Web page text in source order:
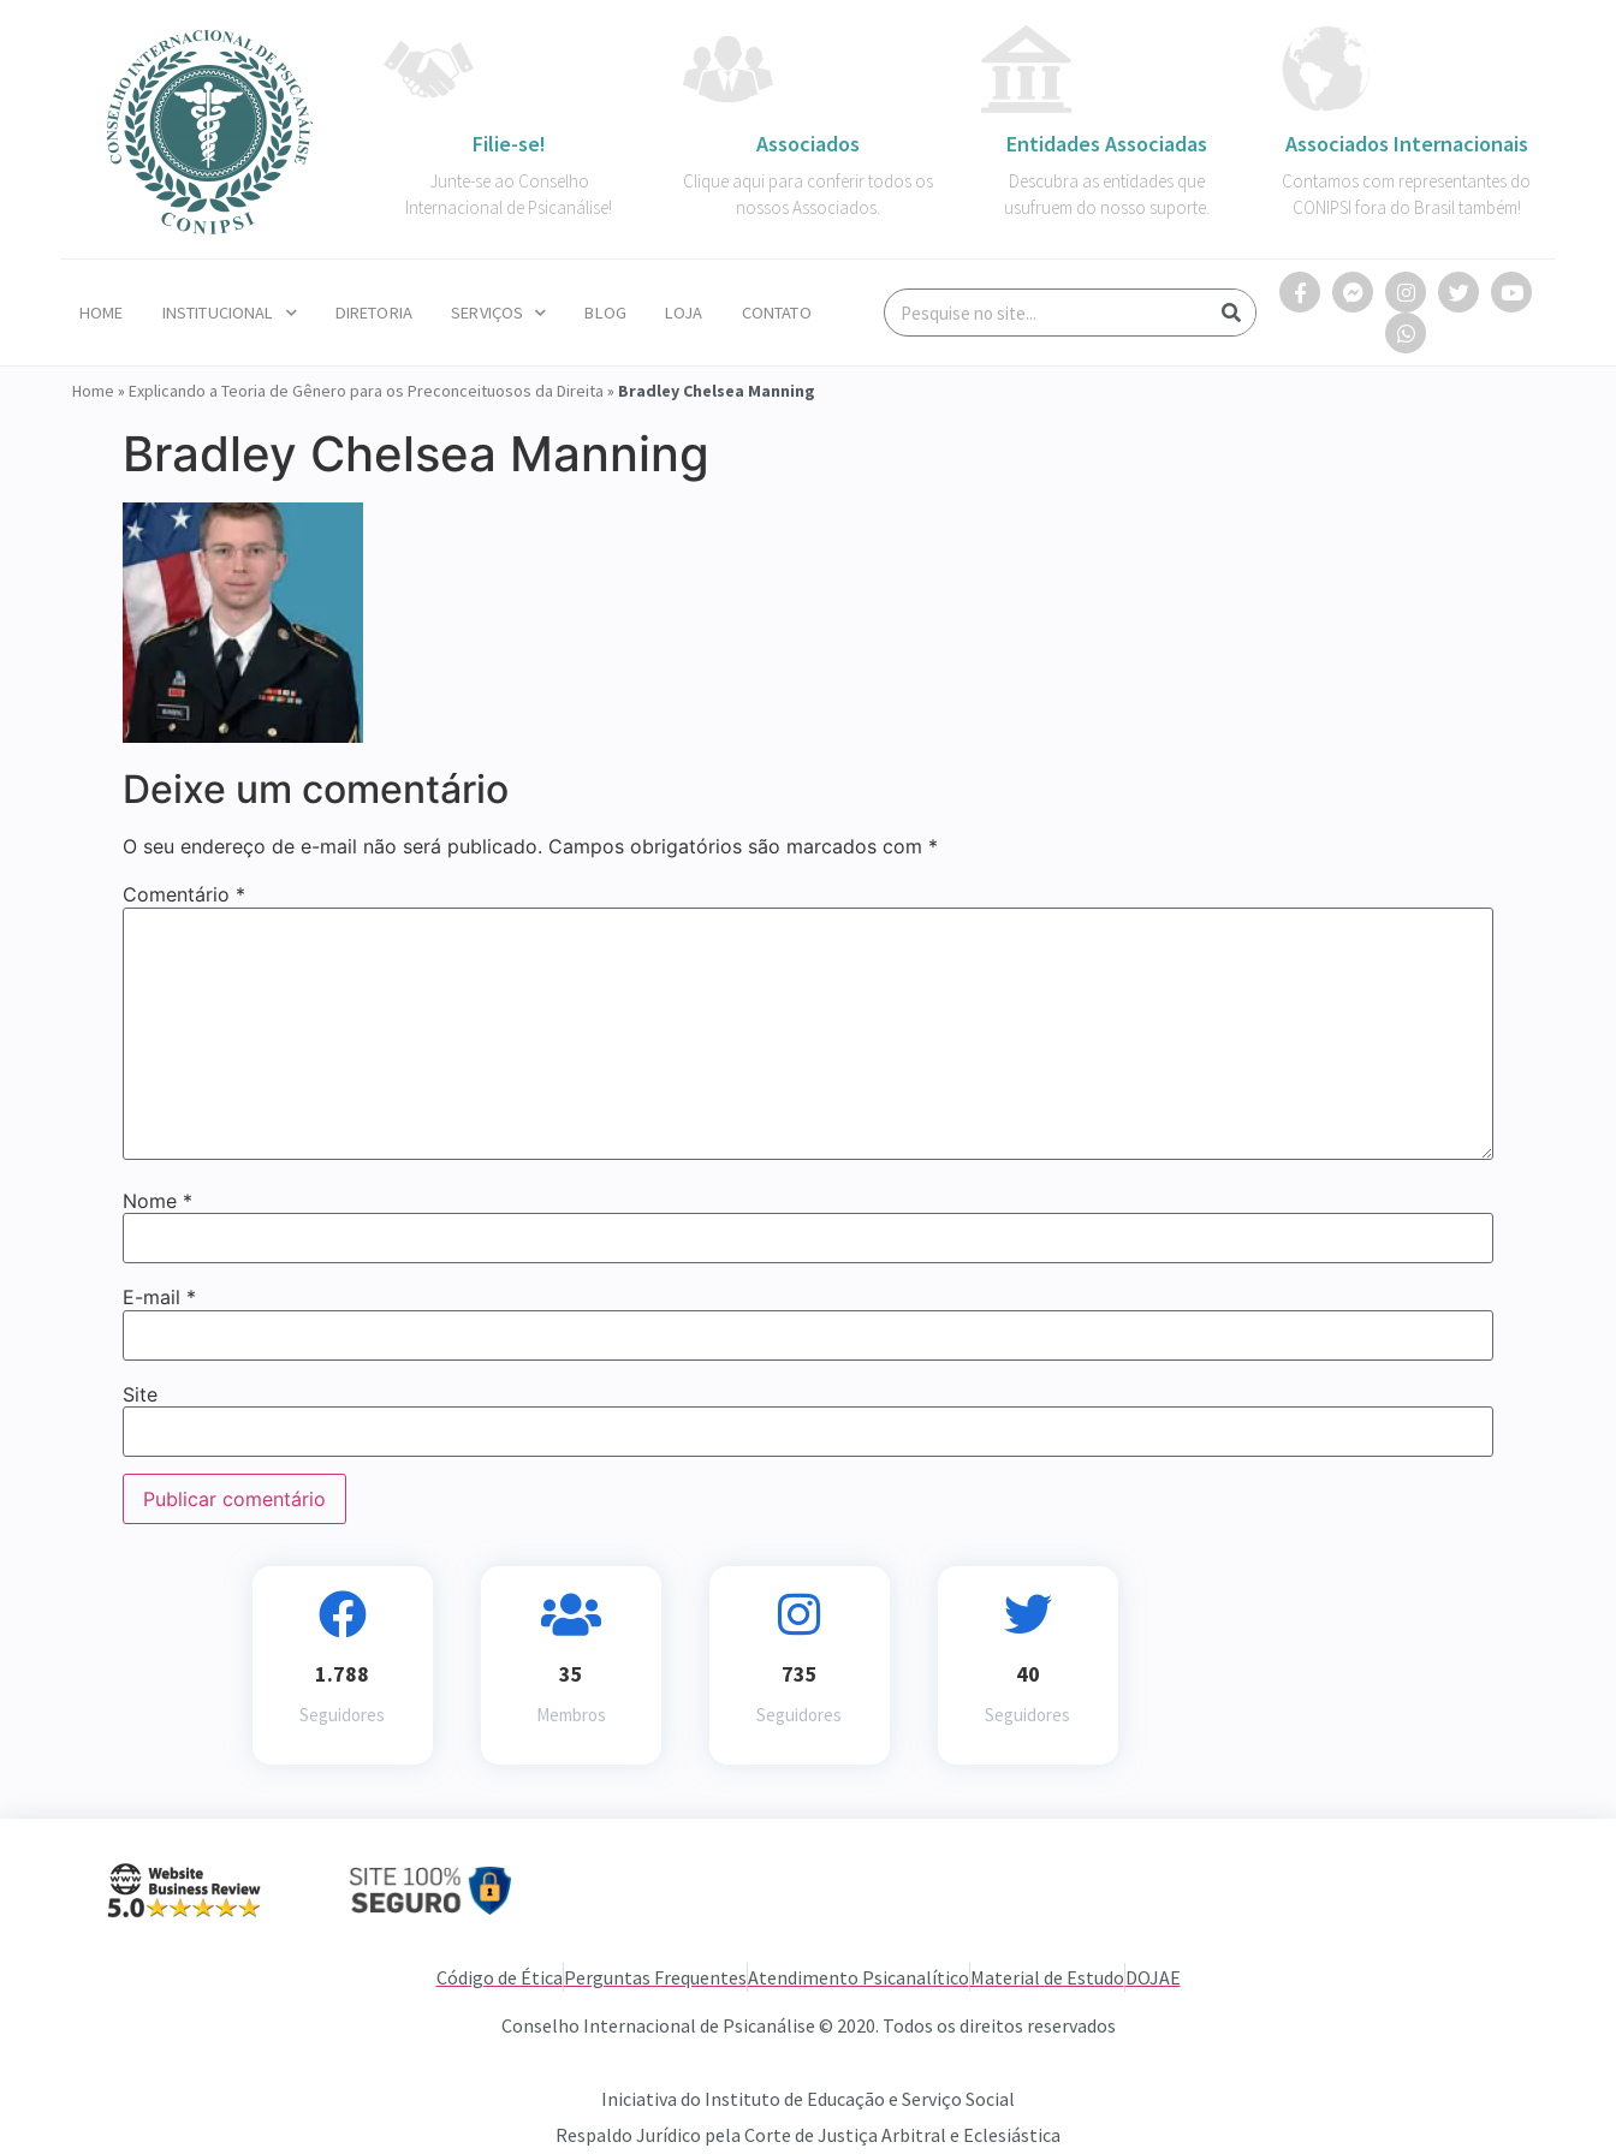
Filie-se!
Junte-se ao Conselho
Internacional de Psicanálise!
Associados
Clique aqui para conferir todos os
nossos Associados.
Entidades Associadas
Descubra as entidades que
usufruem do nosso suporte.
Associados Internacionais
Contamos com representantes do
CONIPSI fora do Brasil também!
HOME INSTITUCIONAL DIRETORIA SERVIÇOS BLOG LOJA CONTATO
Home » Explicando a Teoria de Gênero para os Preconceituosos da Direita » Bradley Chelsea Manning
Bradley Chelsea Manning
Deixe um comentário
O seu endereço de e-mail não será publicado. Campos obrigatórios são marcados com *
Comentário *
Nome *
E-mail *
Site
1.788
Seguidores
35
Membros
735
Seguidores
40
Seguidores
Código de ÉticaPerguntas FrequentesAtendimento PsicanalíticoMaterial de EstudoDOJAE
Conselho Internacional de Psicanálise © 2020. Todos os direitos reservados
Iniciativa do Instituto de Educação e Serviço Social
Respaldo Jurídico pela Corte de Justiça Arbitral e Eclesiástica